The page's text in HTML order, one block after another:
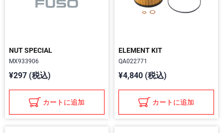
NUT SPECIAL
MX933906
¥297 (税込)
カートに追加
ELEMENT KIT
QA022771
¥4,840 (税込)
カートに追加